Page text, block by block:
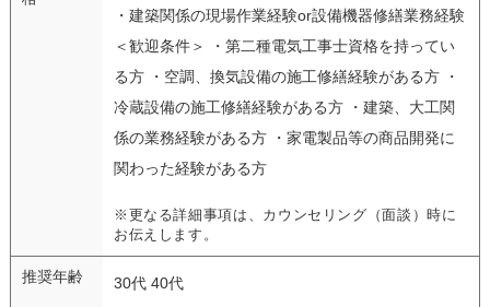
・建築関係の現場作業経験or設備機器修繕業務経験
＜歓迎条件＞ ・第二種電気工事士資格を持ってい
る方 ・空調、換気設備の施工修繕経験がある方 ・
冷蔵設備の施工修繕経験がある方 ・建築、大工関
係の業務経験がある方 ・家電製品等の商品開発に
関わった経験がある方
※更なる詳細事項は、カウンセリング（面談）時に
お伝えします。
推奨年齢 30代 40代